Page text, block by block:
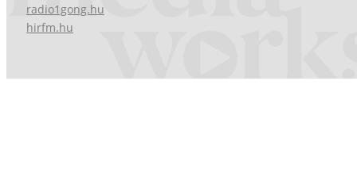
radio1gong.hu
hirfm.hu